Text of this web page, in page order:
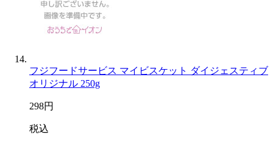
フジフードサービス マイビスケット ダイジェスティブ
オリジナル 250g
298円
税込